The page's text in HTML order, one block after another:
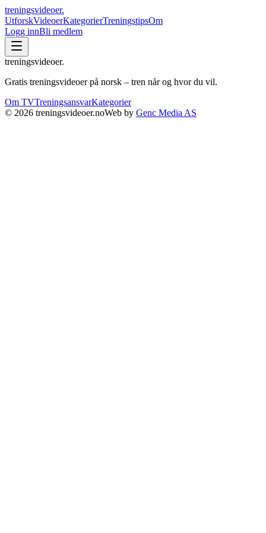
treningsvideoer.
UtforskVideoerKategorierTreningstipsOm
Logg innBli medlem
treningsvideoer.
Gratis treningsvideoer på norsk – tren når og hvor du vil.
Om TVTreningsansvarKategorier
© 2026 treningsvideoer.noWeb by Genc Media AS